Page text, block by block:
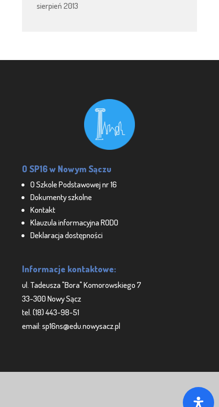
sierpień 2013
O SP16 w Nowym Sączu
O Szkole Podstawowej nr 16
Dokumenty szkolne
Kontakt
Klauzula informacyjna RODO
Deklaracja dostępności
Informacje kontaktowe:
ul. Tadeusza "Bora" Komorowskiego 7
33-300 Nowy Sącz
tel. (18) 443-98-51
email: sp16ns@edu.nowysacz.pl